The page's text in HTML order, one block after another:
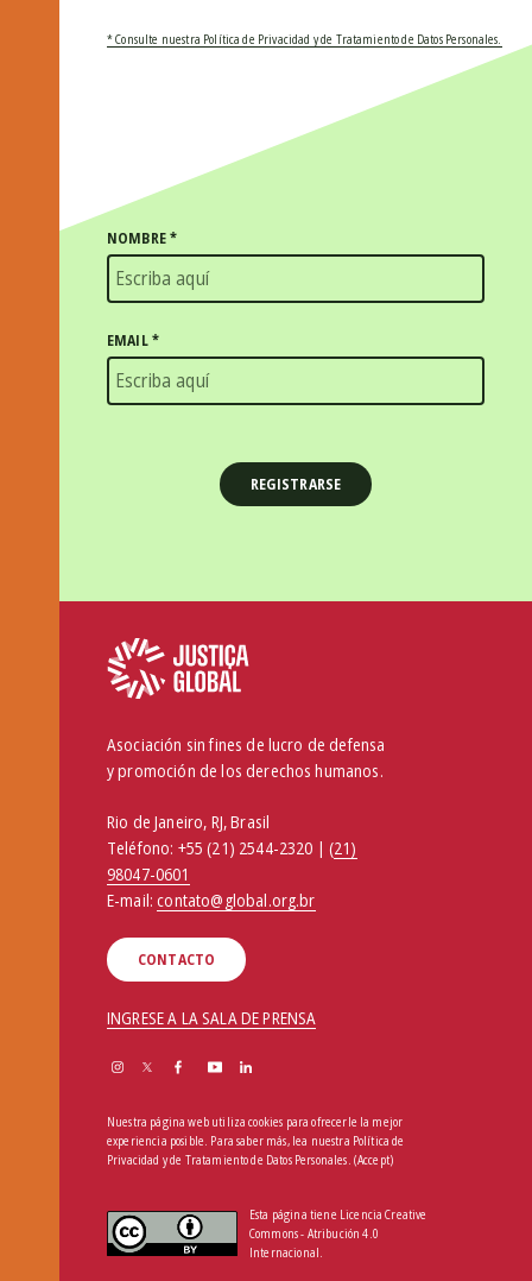
* Consulte nuestra Política de Privacidad y de Tratamiento de Datos Personales.
NOMBRE*
EMAIL*
Asociación sin fines de lucro de defensa
y promoción de los derechos humanos.
Rio de Janeiro, RJ, Brasil
Teléfono: +55 (21) 2544-2320 | (21)
98047-0601
E-mail:contato@global.org.br
CONTACTO
INGRESE A LA SALA DE PRENSA
Nuestra página web utiliza cookies para ofrecerle la mejor
experiencia posible. Para saber más, lea nuestra Política de
Privacidad y de Tratamiento de Datos Personales (Accept)
Esta página tiene Licencia Creative
Commons - Atribución 4.0
Internacional.